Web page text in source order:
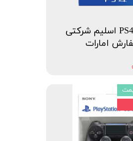
دسته بازی PS4 اسلیم شرکتی
امارات